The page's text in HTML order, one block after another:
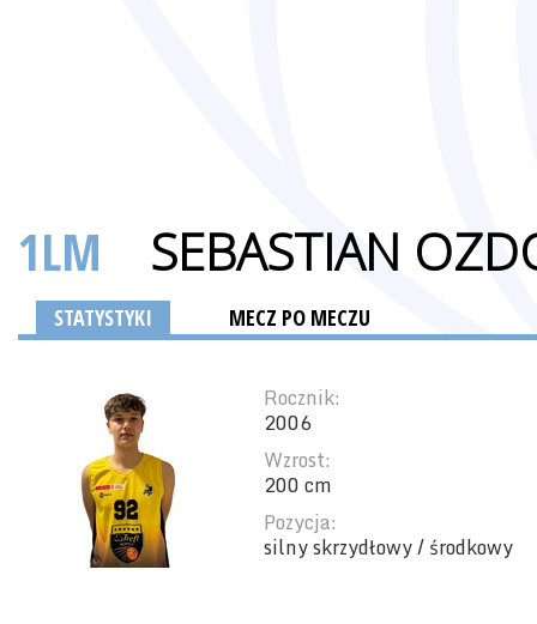
1LM SEBASTIAN
STATYSTYKI MECZ PO MECZU
Rocznik:
2006
Wzrost:
200 cm
Pozycja:
silny skrzydłowy / środkowy